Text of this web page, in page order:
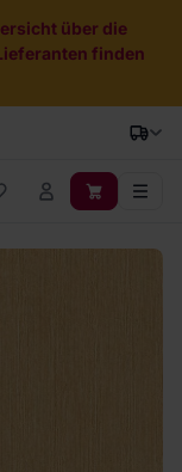
über die
finden